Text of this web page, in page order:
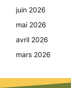
juin 2026
mai 2026
avril 2026
mars 2026